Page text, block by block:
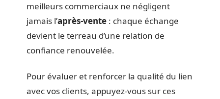
meilleurs commerciaux ne négligent
jamais l’après-vente : chaque échange
devient le terreau d’une relation de
confiance renouvelée.
Pour évaluer et renforcer la qualité du lien
avec vos clients, appuyez-vous sur ces